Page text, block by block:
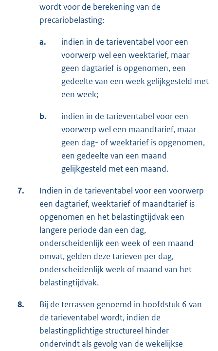
wordt voor de berekening van de
precariobelasting:
a.
indien in de tarieventabel voor een
voorwerp wel een weektarief, maar
geen dagtarief is opgenomen, een
gedeelte van een week gelijkgesteld met
een week;
b.
indien in de tarieventabel voor een
voorwerp wel een maandtarief, maar
geen dag- of weektarief is opgenomen,
een gedeelte van een maand
gelijkgesteld met een maand.
7.
Indien in de tarieventabel voor een voorwerp
een dagtarief, weektarief of maandtarief is
opgenomen en het belastingtijdvak een
langere periode dan een dag,
onderscheidenlijk een week of een maand
omvat, gelden deze tarieven per dag,
onderscheidenlijk week of maand van het
belastingtijdvak.
8.
Bij de terrassen genoemd in hoofdstuk 6 van
de tarieventabel wordt, indien de
belastingplichtige structureel hinder
ondervindt als gevolg van de wekelijkse